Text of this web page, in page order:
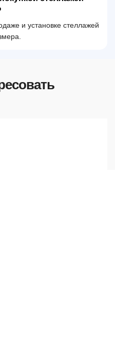
и установке стеллажей